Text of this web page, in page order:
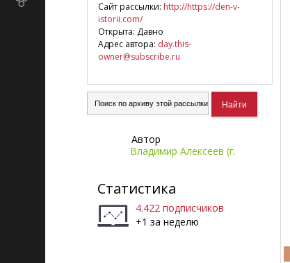
маркетингСайт рассылки: http://https://den-v-
istorii.com/
Открыта: Давно
Адрес автора: day.this-
owner@subscribe.ru
Автор
Владимир Алексеев (г.
Статистика
4.422 подписчиков
+1 за неделю